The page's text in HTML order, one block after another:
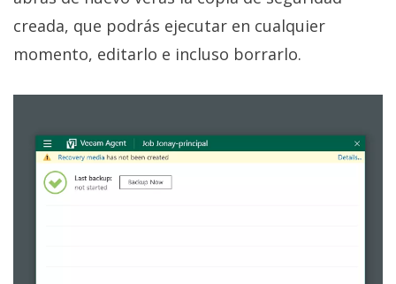
creada, que podrás ejecutar en cualquier
momento, editarlo e incluso borrarlo.